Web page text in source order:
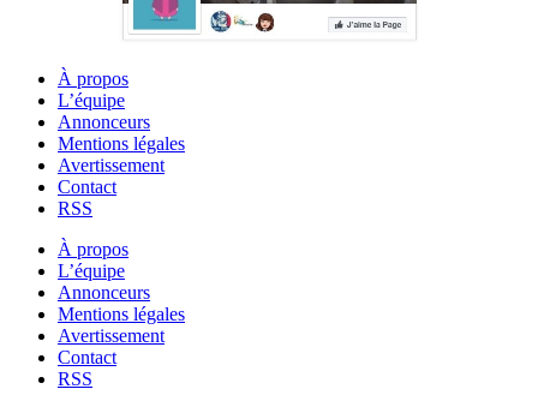
À propos
L’équipe
Annonceurs
Mentions légales
Avertissement
Contact
RSS
À propos
L’équipe
Annonceurs
Mentions légales
Avertissement
Contact
RSS